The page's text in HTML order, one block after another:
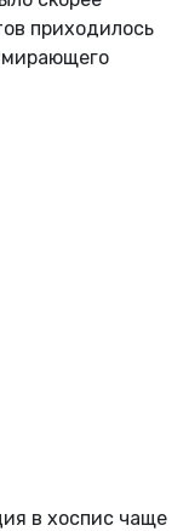
приходилось
в хоспис чаще